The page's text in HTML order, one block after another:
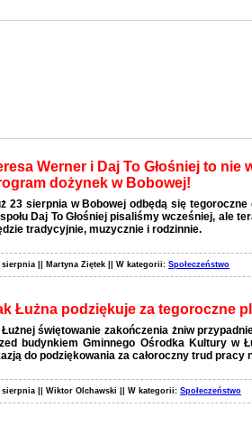
Werner i Daj To Głośniej to nie
dożynek w Bobowej!
23 sierpnia w Bobowej odbędą się
Daj To Głośniej pisaliśmy wcześniej, ale
tradycyjnie, muzycznie i rodzinnie.
sierpnia || Martyna Ziętek || W kategorii: Społeczeństwo
Łużna podziękuje za tegoroczne
Łużnej świętowanie zakończenia żniw
budynkiem Gminnego Ośrodka Kultury w
do podziękowania za całoroczny trud pracy
sierpnia || Wiktor Olchawski || W kategorii: Społeczeństwo